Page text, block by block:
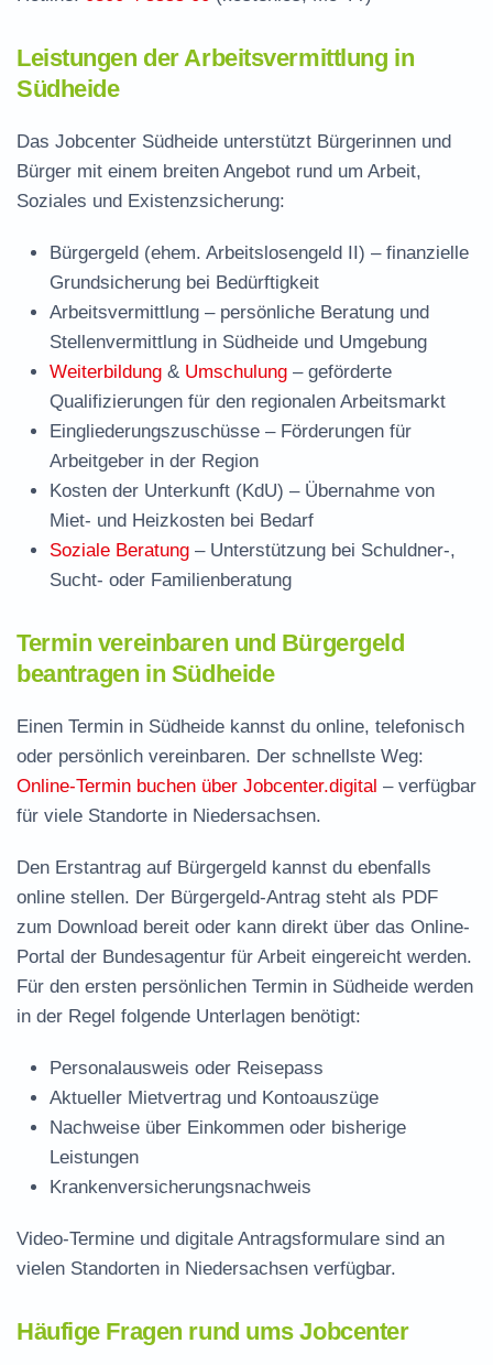
Leistungen der Arbeitsvermittlung in
Südheide
Das Jobcenter Südheide unterstützt Bürgerinnen und
Bürger mit einem breiten Angebot rund um Arbeit,
Soziales und Existenzsicherung:
Bürgergeld (ehem. Arbeitslosengeld II) – finanzielle
Grundsicherung bei Bedürftigkeit
Arbeitsvermittlung – persönliche Beratung und
Stellenvermittlung in Südheide und Umgebung
Weiterbildung & Umschulung – geförderte
Qualifizierungen für den regionalen Arbeitsmarkt
Eingliederungszuschüsse – Förderungen für
Arbeitgeber in der Region
Kosten der Unterkunft (KdU) – Übernahme von
Miet- und Heizkosten bei Bedarf
Soziale Beratung – Unterstützung bei Schuldner-,
Sucht- oder Familienberatung
Termin vereinbaren und Bürgergeld
beantragen in Südheide
Einen Termin in Südheide kannst du online, telefonisch
oder persönlich vereinbaren. Der schnellste Weg:
Online-Termin buchen über Jobcenter.digital – verfügbar
für viele Standorte in Niedersachsen.
Den Erstantrag auf Bürgergeld kannst du ebenfalls
online stellen. Der Bürgergeld-Antrag steht als PDF
zum Download bereit oder kann direkt über das Online-
Portal der Bundesagentur für Arbeit eingereicht werden.
Für den ersten persönlichen Termin in Südheide werden
in der Regel folgende Unterlagen benötigt:
Personalausweis oder Reisepass
Aktueller Mietvertrag und Kontoauszüge
Nachweise über Einkommen oder bisherige
Leistungen
Krankenversicherungsnachweis
Video-Termine und digitale Antragsformulare sind an
vielen Standorten in Niedersachsen verfügbar.
Häufige Fragen rund ums Jobcenter